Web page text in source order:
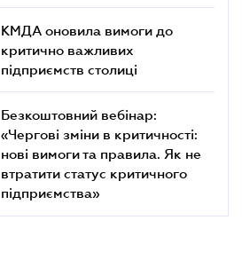
КМДА оновила вимоги до
критично важливих
підприємств столиці
Безкоштовний вебінар:
«Чергові зміни в критичності:
нові вимоги та правила. Як не
втратити статус критичного
підприємства»